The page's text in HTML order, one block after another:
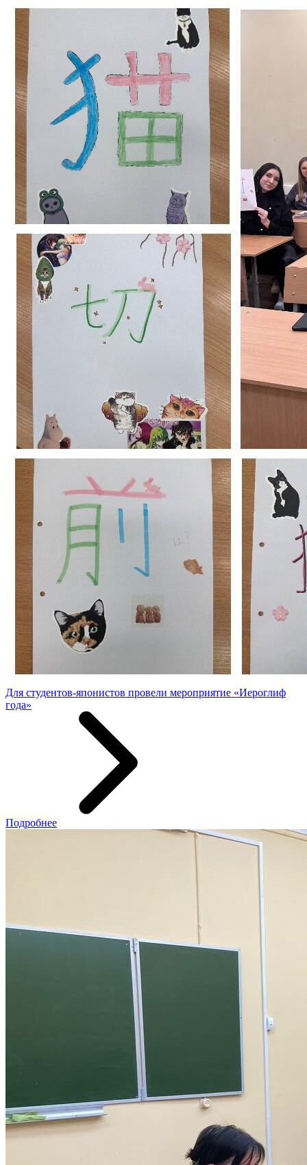
Для студентов-японистов провели мероприятие «Иероглиф
года»
Подробнее